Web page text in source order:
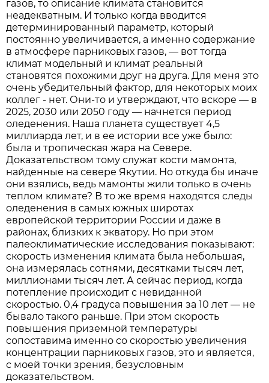
газов, то описание климата становится
неадекватным. И только когда вводится
детерминированный параметр, который
постоянно увеличивается, а именно содержание
в атмосфере парниковых газов, — вот тогда
климат модельный и климат реальный
становятся похожими друг на друга. Для меня это
очень убедительный фактор, для некоторых моих
коллег - нет. Они-то и утверждают, что вскоре — в
2025, 2030 или 2050 году — начнется период
оледенения. Наша планета существует 4,5
миллиарда лет, и в ее истории все уже было:
была и тропическая жара на Севере.
Доказательством тому служат кости мамонта,
найденные на севере Якутии. Но откуда бы иначе
они взялись, ведь мамонты жили только в очень
теплом климате? В то же время находятся следы
оледенения в самых южных широтах
европейской территории России и даже в
районах, близких к экватору. Но при этом
палеоклиматические исследования показывают:
скорость изменения климата была небольшая,
она измерялась сотнями, десятками тысяч лет,
миллионами тысяч лет. А сейчас период, когда
потепление происходит с невиданной
скоростью. 0,4 градуса повышения за 10 лет — не
бывало такого раньше. При этом скорость
повышения приземной температуры
сопоставима именно со скоростью увеличения
концентрации парниковых газов, это и является,
с моей точки зрения, безусловным
доказательством.